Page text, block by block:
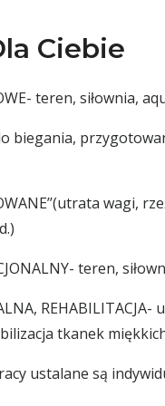
Ciebie
teren, siłownia,
biegania,
wagi,
teren,
tkanek
ustalane są